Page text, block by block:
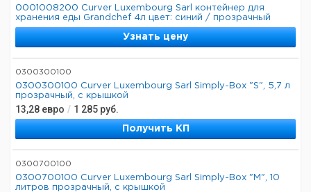
0001008200 Curver Luxembourg Sarl контейнер для
хранения еды Grandchef 4л цвет: синий / прозрачный
Узнать цену
0300300100
0300300100 Curver Luxembourg Sarl Simply-Box "S", 5,7 л
прозрачный, с крышкой
13,28 евро / 1 285 руб.
Получить КП
0300700100
0300700100 Curver Luxembourg Sarl Simply-Box "M", 10
литров прозрачный, с крышкой